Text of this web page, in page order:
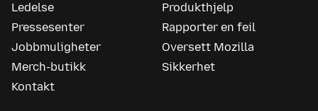
Ledelse
Pressesenter
Jobbmuligheter
Merch-butikk
Kontakt
Produkthjelp
Rapporter en feil
Oversett Mozilla
Sikkerhet